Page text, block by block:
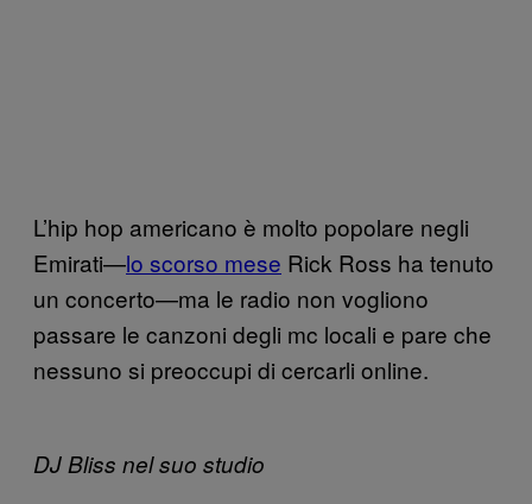
L’hip hop americano è molto popolare negli
Emirati—lo scorso mese Rick Ross ha tenuto
un concerto—ma le radio non vogliono
passare le canzoni degli mc locali e pare che
nessuno si preoccupi di cercarli online.
DJ Bliss nel suo studio